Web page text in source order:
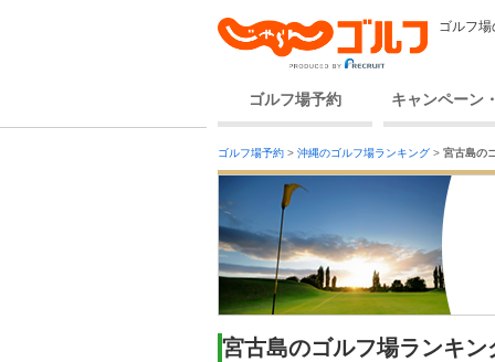
ゴルフ
ゴルフ場予約 キャンペーン
ゴルフ場予約 > 沖縄のゴルフ場ランキング > 宮古島の
宮古島のゴルフ場ランキン